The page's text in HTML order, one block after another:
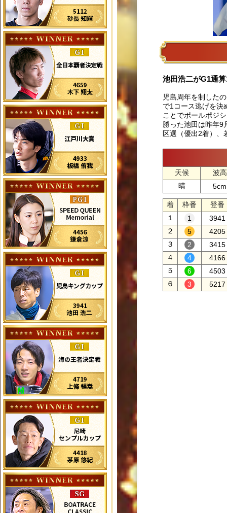
池田浩二がG1通
児島周年を制した
で1コース逃げを決
ことでポールポジ
勝った池田は昨年9
区選（優出2着）、
天候
波高
晴
5cm
着 枠番
登番
１
3941
２
4205
３
3415
４
4166
５
4503
６
5217